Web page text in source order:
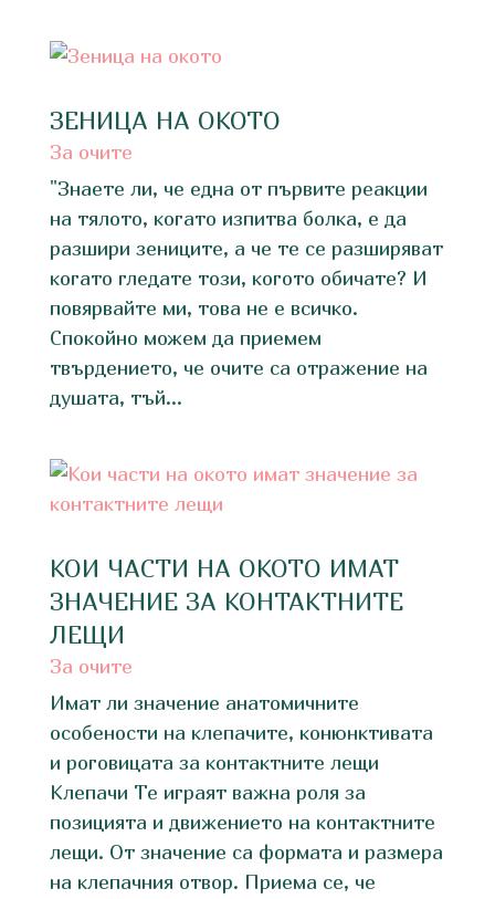
ЗЕНИЦА НА ОКОТО
За очите
"Знаете ли, че една от първите реакции
на тялото, когато изпитва болка, е да
разшири зениците, а че те се разширяват
когато гледате този, когото обичате? И
повярвайте ми, това не е всичко.
Спокойно можем да приемем
твърдението, че очите са отражение на
душата, тъй...
КОИ ЧАСТИ НА ОКОТО ИМАТ
ЗНАЧЕНИЕ ЗА КОНТАКТНИТЕ
ЛЕЩИ
За очите
Имат ли значение анатомичните
особености на клепачите, конюнктивата
и роговицата за контактните лещи
Клепачи Те играят важна роля за
позицията и движението на контактните
лещи. От значение са формата и размера
на клепачния отвор. Приема се, че